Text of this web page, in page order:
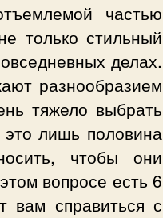
частью
только стильный
делах.
разнообразием
тяжело выбрать
лишь половина
чтобы они
вопросе есть 6
вам справиться с